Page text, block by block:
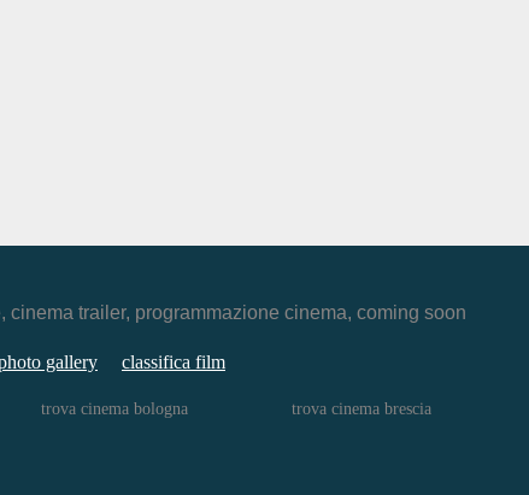
cinema trailer, programmazione cinema, coming soon
gallery classifica film
trova cinema bologna trova cinema brescia